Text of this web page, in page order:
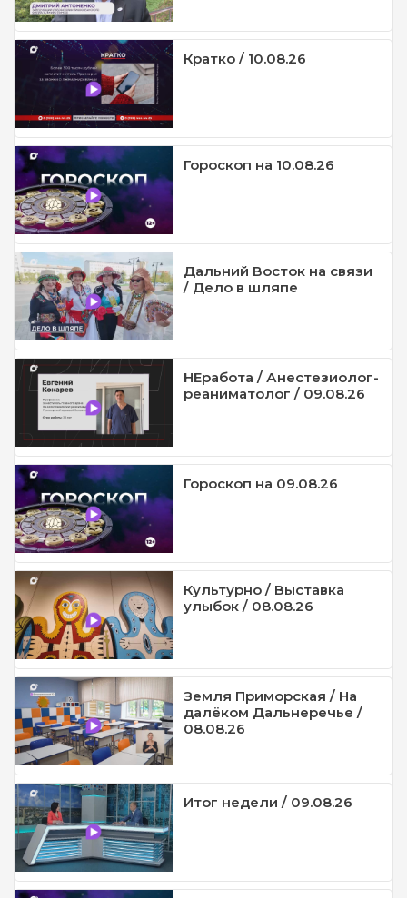
Кратко / 10.08.26
Гороскоп на 10.08.26
Дальний Восток на связи
/ Дело в шляпе
НЕработа / Анестезиолог-
реаниматолог / 09.08.26
Гороскоп на 09.08.26
Культурно / Выставка
улыбок / 08.08.26
Земля Приморская / На
далёком Дальнеречье /
08.08.26
Итог недели / 09.08.26